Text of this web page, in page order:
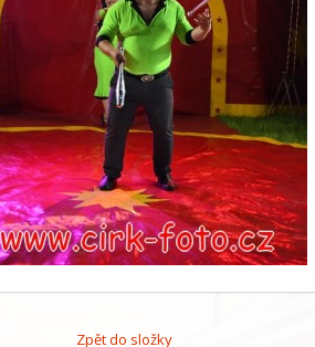
Zpět do složky